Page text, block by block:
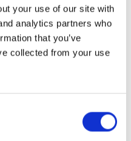
your use of our site with
analytics partners who
that you’ve
collected from your use
(jakby taki był
typu brunch. A
wielkanocnego